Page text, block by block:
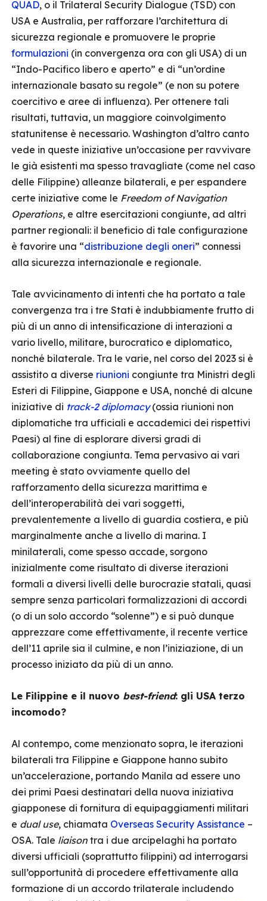
QUAD, o il Trilateral Security Dialogue (TSD) con
USA e Australia, per rafforzare l’architettura di
sicurezza regionale e promuovere le proprie
formulazioni (in convergenza ora con gli USA) di un
“Indo-Pacifico libero e aperto” e di “un’ordine
internazionale basato su regole” (e non su potere
coercitivo e aree di influenza). Per ottenere tali
risultati, tuttavia, un maggiore coinvolgimento
statunitense è necessario. Washington d’altro canto
vede in queste iniziative un’occasione per ravvivare
le già esistenti ma spesso travagliate (come nel caso
delle Filippine) alleanze bilaterali, e per espandere
certe iniziative come le Freedom of Navigation
Operations, e altre esercitazioni congiunte, ad altri
partner regionali: il beneficio di tale configurazione
è favorire una “distribuzione degli oneri” connessi
alla sicurezza internazionale e regionale.
Tale avvicinamento di intenti che ha portato a tale
convergenza tra i tre Stati è indubbiamente frutto di
più di un anno di intensificazione di interazioni a
vario livello, militare, burocratico e diplomatico,
nonché bilaterale. Tra le varie, nel corso del 2023 si è
assistito a diverse riunioni congiunte tra Ministri degli
Esteri di Filippine, Giappone e USA, nonché di alcune
iniziative di track-2 diplomacy(ossia riunioni non
diplomatiche tra ufficiali e accademici dei rispettivi
Paesi) al fine di esplorare diversi gradi di
collaborazione congiunta. Tema pervasivo ai vari
meeting è stato ovviamente quello del
rafforzamento della sicurezza marittima e
dell’interoperabilità dei vari soggetti,
prevalentemente a livello di guardia costiera, e più
marginalmente anche a livello di marina. I
minilaterali, come spesso accade, sorgono
inizialmente come risultato di diverse iterazioni
formali a diversi livelli delle burocrazie statali, quasi
sempre senza particolari formalizzazioni di accordi
(o di un solo accordo “solenne”) e si può dunque
apprezzare come effettivamente, il recente vertice
dell’11 aprile sia il culmine, e non l’iniziazione, di un
processo iniziato da più di un anno.
Le Filippine e il nuovo best-friend: gli USA terzo
incomodo?
Al contempo, come menzionato sopra, le iterazioni
bilaterali tra Filippine e Giappone hanno subito
un’accelerazione, portando Manila ad essere uno
dei primi Paesi destinatari della nuova iniziativa
giapponese di fornitura di equipaggiamenti militari
e dual use, chiamata Overseas Security Assistance –
OSA. Tale liaison tra i due arcipelaghi ha portato
diversi ufficiali (soprattutto filippini) ad interrogarsi
sull’opportunità di procedere effettivamente alla
formazione di un accordo trilaterale includendo